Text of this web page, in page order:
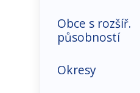
Hospodářské
doprava, ICT
Obce s rozšíř.
působností
Okresy